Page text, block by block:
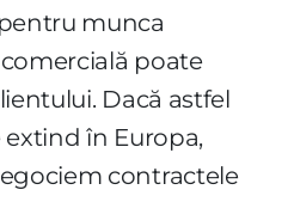
munca
poate
Dacă astfel
în Europa,
contractele